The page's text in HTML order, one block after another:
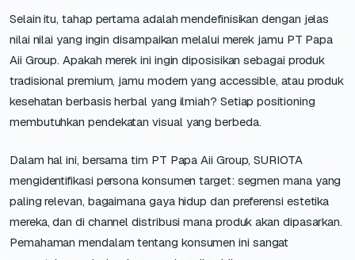
Selain itu, tahap pertama adalah mendefinisikan dengan jelas
nilai nilai yang ingin disampaikan melalui merek jamu PT Papa
Aii Group. Apakah merek ini ingin diposisikan sebagai produk
tradisional premium, jamu modern yang accessible, atau produk
kesehatan berbasis herbal yang ilmiah? Setiap positioning
membutuhkan pendekatan visual yang berbeda.
Dalam hal ini, bersama tim PT Papa Aii Group, SURIOTA
mengidentifikasi persona konsumen target: segmen mana yang
paling relevan, bagaimana gaya hidup dan preferensi estetika
mereka, dan di channel distribusi mana produk akan dipasarkan.
Pemahaman mendalam tentang konsumen ini sangat